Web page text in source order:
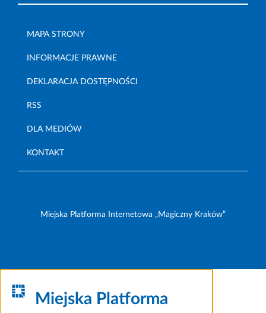
MAPA STRONY
INFORMACJE PRAWNE
DEKLARACJA DOSTĘPNOŚCI
RSS
DLA MEDIÓW
KONTAKT
Miejska Platforma Internetowa „Magiczny Kraków”
Miejska Platforma